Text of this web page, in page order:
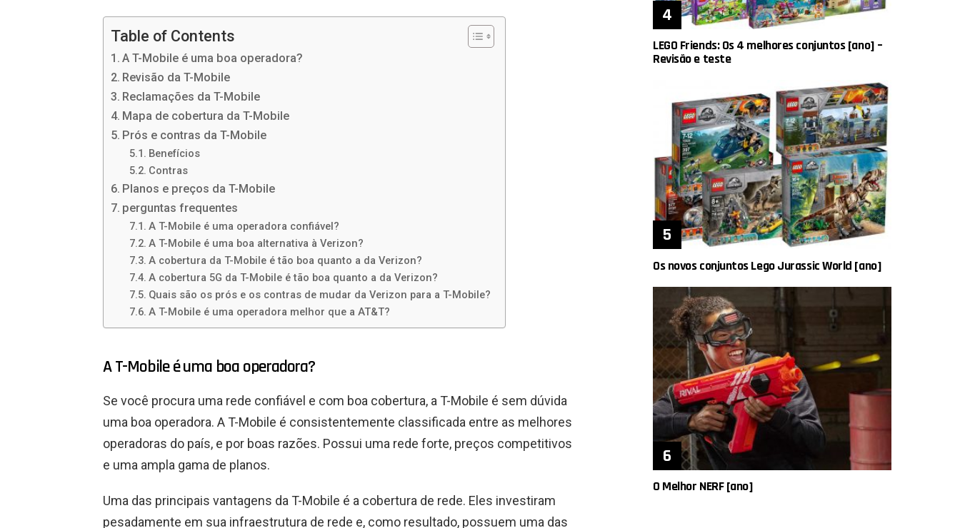
Table of Contents
A T-Mobile é uma boa operadora?
Revisão da T-Mobile
Reclamações da T-Mobile
Mapa de cobertura da T-Mobile
Prós e contras da T-Mobile
Benefícios
Contras
Planos e preços da T-Mobile
perguntas frequentes
A T-Mobile é uma operadora confiável?
A T-Mobile é uma boa alternativa à Verizon?
A cobertura da T-Mobile é tão boa quanto a da Verizon?
A cobertura 5G da T-Mobile é tão boa quanto a da Verizon?
Quais são os prós e os contras de mudar da Verizon para a T-Mobile?
A T-Mobile é uma operadora melhor que a AT&T?
A T-Mobile é uma boa operadora?
Se você procura uma rede confiável e com boa cobertura, a T-Mobile é sem dúvida
uma boa operadora. A T-Mobile é consistentemente classificada entre as melhores
operadoras do país, e por boas razões. Possui uma rede forte, preços competitivos
e uma ampla gama de planos.
Uma das principais vantagens da T-Mobile é a cobertura de rede. Eles investiram
pesadamente em sua infraestrutura de rede e, como resultado, possuem uma das
LEGO Friends: Os 4 melhores conjuntos [ano] –
Revisão e teste
Os novos conjuntos Lego Jurassic World [ano]
O Melhor NERF [ano]